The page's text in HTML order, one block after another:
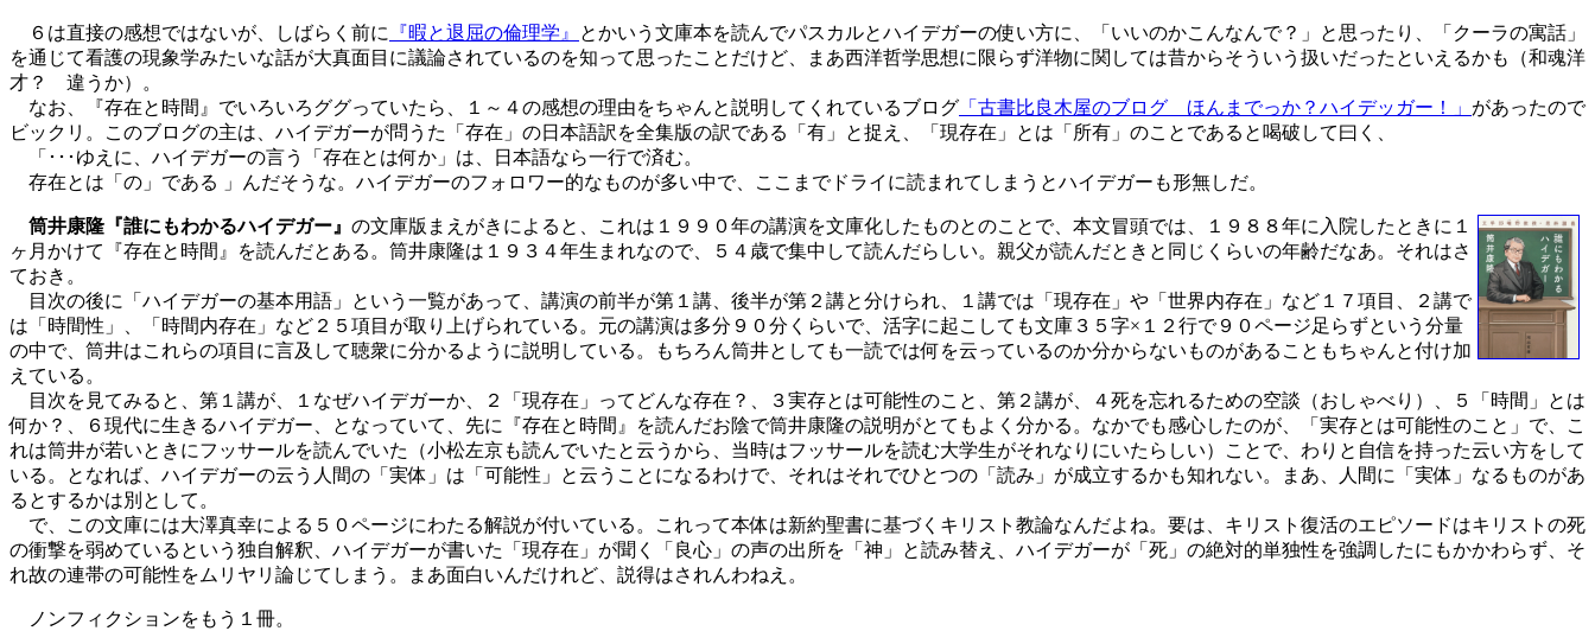
６は直接の感想ではないが、しばらく前に 『暇と退屈の倫理学』
とかいう文庫本を読んでパスカルとハイデガーの使い方に、「いいのかこんなんで？」と思ったり、「クーラの寓話」
を通じて看護の現象学みたいな話が大真面目に議論されているのを知って思ったことだけど、まあ西洋哲学思想に限らず洋物に関しては昔からそういう扱いだったといえるかも（和魂洋
才？ 違うか）。
なお、『存在と時間』でいろいろググっていたら、１～４の感想の理由をちゃんと説明してくれているブログ 「古書比良木屋のブログ ほんまでっか？ハイデッガー！」 があったので
ビックリ。このブログの主は、ハイデガーが問うた「存在」の日本語訳を全集版の訳である「有」と捉え、「現存在」とは「所有」のことであると喝破して曰く、
「･･･ゆえに、ハイデガーの言う「存在とは何か」は、日本語なら一行で済む。
存在とは「の」である 」んだそうな。ハイデガーのフォロワー的なものが多い中で、ここまでドライに読まれてしまうとハイデガーも形無しだ。
筒井康隆『誰にもわかるハイデガー』 の文庫版まえがきによると、これは１９９０年の講演を文庫化したものとのことで、本文冒頭では、１９８８年に入院したときに１
ヶ月かけて『存在と時間』を読んだとある。筒井康隆は１９３４年生まれなので、５４歳で集中して読んだらしい。親父が読んだときと同じくらいの年齢だなあ。それはさ
ておき。
目次の後に「ハイデガーの基本用語」という一覧があって、講演の前半が第１講、後半が第２講と分けられ、１講では「現存在」や「世界内存在」など１７項目、２講で
は「時間性」、「時間内存在」など２５項目が取り上げられている。元の講演は多分９０分くらいで、活字に起こしても文庫３５字×１２行で９０ページ足らずという分量
の中で、筒井はこれらの項目に言及して聴衆に分かるように説明している。もちろん筒井としても一読では何を云っているのか分からないものがあることもちゃんと付け加
えている。
目次を見てみると、第１講が、１なぜハイデガーか、２「現存在」ってどんな存在？、３実存とは可能性のこと、第２講が、４死を忘れるための空談（おしゃべり）、５「時間」とは
何か？、６現代に生きるハイデガー、となっていて、先に『存在と時間』を読んだお陰で筒井康隆の説明がとてもよく分かる。なかでも感心したのが、「実存とは可能性のこと」で、こ
れは筒井が若いときにフッサールを読んでいた（小松左京も読んでいたと云うから、当時はフッサールを読む大学生がそれなりにいたらしい）ことで、わりと自信を持った云い方をして
いる。となれば、ハイデガーの云う人間の「実体」は「可能性」と云うことになるわけで、それはそれでひとつの「読み」が成立するかも知れない。まあ、人間に「実体」なるものがあ
るとするかは別として。
で、この文庫には大澤真幸による５０ページにわたる解説が付いている。これって本体は新約聖書に基づくキリスト教論なんだよね。要は、キリスト復活のエピソードはキリストの死
の衝撃を弱めているという独自解釈、ハイデガーが書いた「現存在」が聞く「良心」の声の出所を「神」と読み替え、ハイデガーが「死」の絶対的単独性を強調したにもかかわらず、そ
れ故の連帯の可能性をムリヤリ論じてしまう。まあ面白いんだけれど、説得はされんわねえ。
ノンフィクションをもう１冊。